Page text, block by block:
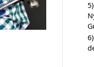
5)
6)